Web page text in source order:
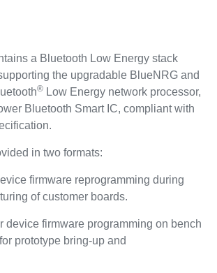
a Bluetooth Low Energy stack
the upgradable BlueNRG and
®Low Energy network processor,
Bluetooth Smart IC, compliant with
in two formats:
firmware reprogramming during
of customer boards.
device firmware programming on bench
prototype bring-up and